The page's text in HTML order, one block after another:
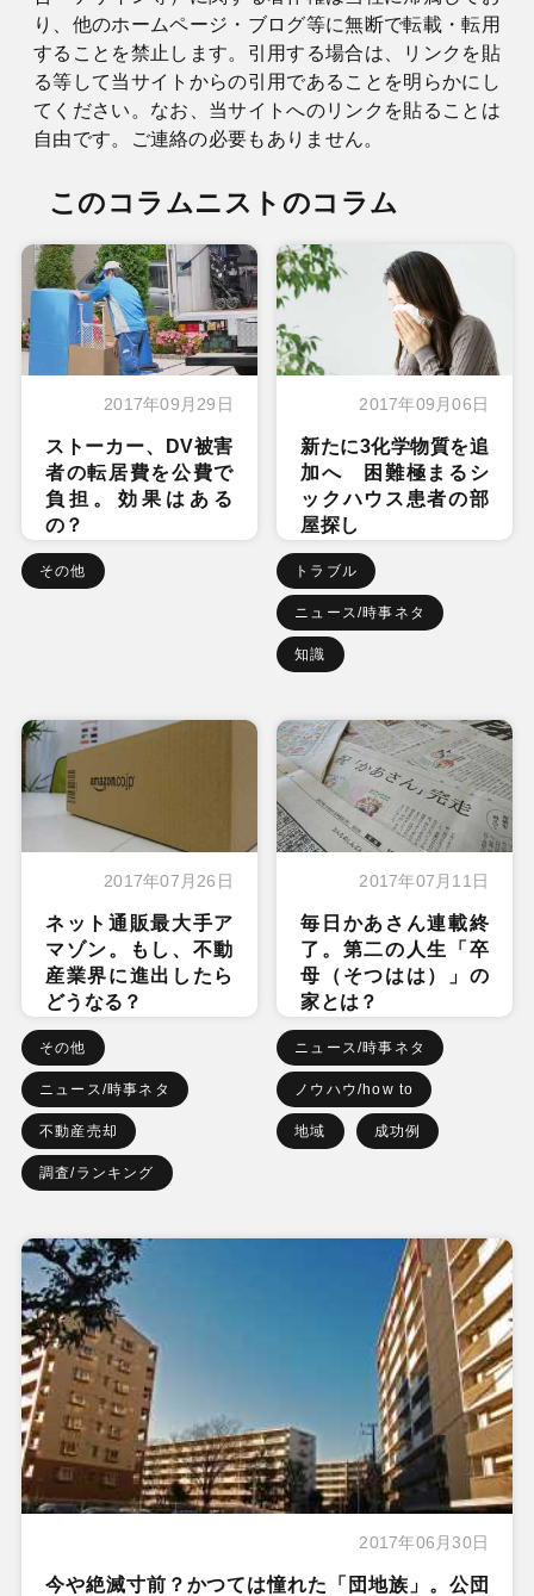
り、他のホームページ・ブログ等に無断で転載・転用
することを禁止します。引用する場合は、リンクを貼
る等して当サイトからの引用であることを明らかにし
てください。なお、当サイトへのリンクを貼ることは
自由です。ご連絡の必要もありません。
このコラムニストのコラム
2017年09月29日
ストーカー、DV被害
者の転居費を公費で
負担。効果はある
の？
その他
2017年09月06日
新たに3化学物質を追
加へ 困難極まるシ
ックハウス患者の部
屋探し
トラブル
ニュース/時事ネタ
知識
2017年07月26日
ネット通販最大手ア
マゾン。もし、不動
産業界に進出したら
どうなる？
その他
ニュース/時事ネタ
不動産売却
調査/ランキング
2017年07月11日
毎日かあさん連載終
了。第二の人生「卒
母（そつはは）」の
家とは？
ニュース/時事ネタ
ノウハウ/how to
地域 成功例
2017年06月30日
今や絶滅寸前？かつては憧れた「団地族」。公団